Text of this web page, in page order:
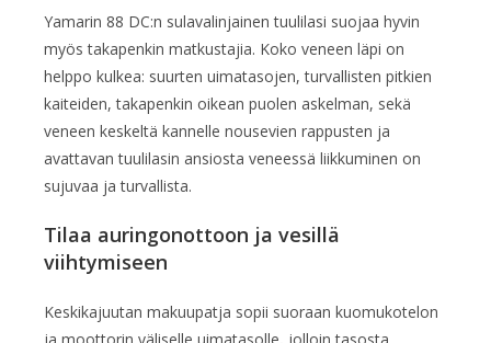
Yamarin 88 DC:n sulavalinjainen tuulilasi suojaa hyvin
myös takapenkin matkustajia. Koko veneen läpi on
helppo kulkea: suurten uimatasojen, turvallisten pitkien
kaiteiden, takapenkin oikean puolen askelman, sekä
veneen keskeltä kannelle nousevien rappusten ja
avattavan tuulilasin ansiosta veneessä liikkuminen on
sujuvaa ja turvallista.
Tilaa auringonottoon ja vesillä
viihtymiseen
Keskikajuutan makuupatja sopii suoraan kuomukotelon
ja moottorin väliselle uimatasolle, jolloin tasosta